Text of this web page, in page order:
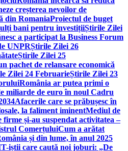
creșterea nevoilor de
din RomaniaProiectul de buget
bani pentru investițiiȘtirile Zilei
a participat la Business Forum
UNPRȘtirile Zilei 26
Știrile Zilei 25
pachet de relansare economică
Zilei 24 FebruarieȘtirile Zilei 23
România ar putea primi o
miliarde de euro în noul Cadru
Afacerile care se prăbușesc în
la faliment iminentMediul de
și-au suspendat activitatea –
ComerțuluiCum a arătat
și din lume, în anul 2025
iștii care caută noi joburi: „De